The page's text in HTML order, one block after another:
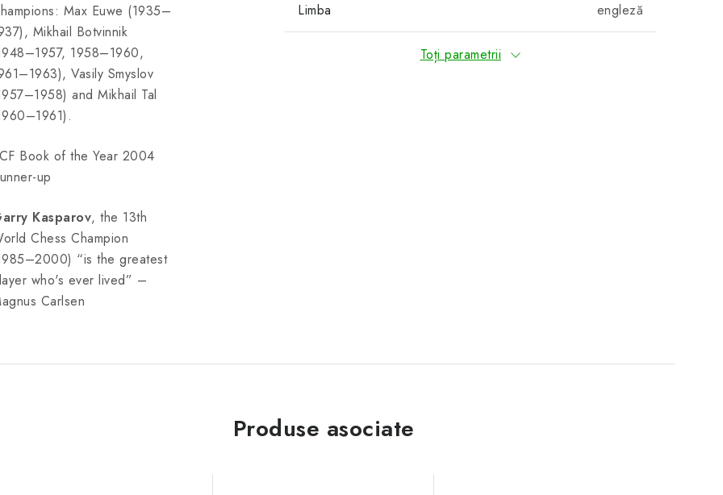
Max Euwe (1935–
Mikhail Botvinnik
1958–1960,
Vasily Smyslov
and Mikhail Tal
Book of the Year 2004
up
Kasparov, the 13th
Chess Champion
“is the greatest
who's ever lived” –
Carlsen
Limba engleză
Toți parametrii
Produse asociate